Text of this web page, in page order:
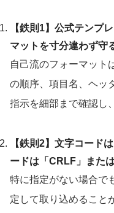
【鉄則1】公式テンプ
マットを寸分違わず守
自己流のフォーマット
の順序、項目名、ヘッ
指示を細部まで確認し
【鉄則2】文字コード
ードは「CRLF」また
特に指定がない場合で
定して取り込めること